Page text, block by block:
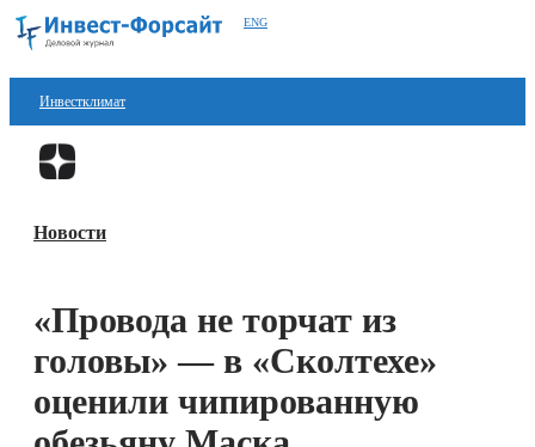
ENG
Инвестклимат
Финансы
Блокчейн
Технологии
Книги
Новости
«Провода не торчат из
головы» — в «Сколтехе»
оценили чипированную